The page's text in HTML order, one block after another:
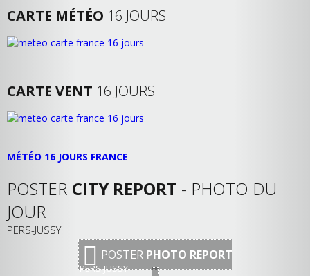
CARTE MÉTÉO 16 JOURS
CARTE VENT 16 JOURS
MÉTÉO 16 JOURS FRANCE
POSTER CITY REPORT - PHOTO DU
JOUR
PERS-JUSSY
POSTER PHOTO REPORT
PERS-JUSSY